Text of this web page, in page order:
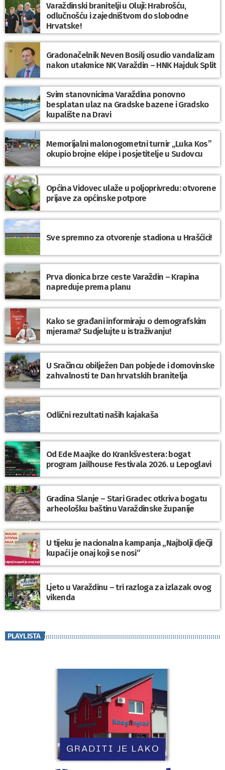
Varaždinski branitelji u Oluji: Hrabrošću,
odlučnošću i zajedništvom do slobodne
Hrvatske!
Gradonačelnik Neven Bosilj osudio vandalizam
nakon utakmice NK Varaždin – HNK Hajduk Split
Svim stanovnicima Varaždina ponovno
besplatan ulaz na Gradske bazene i Gradsko
kupalište na Dravi
Memorijalni malonogometni turnir „Luka Kos”
okupio brojne ekipe i posjetitelje u Sudovcu
Općina Vidovec ulaže u poljoprivredu: otvorene
prijave za općinske potpore
Sve spremno za otvorenje stadiona u Hrašćici!
Prva dionica brze ceste Varaždin – Krapina
napreduje prema planu
Kako se građani informiraju o demografskim
mjerama? Sudjelujte u istraživanju!
U Sračincu obilježen Dan pobjede i domovinske
zahvalnosti te Dan hrvatskih branitelja
Odlični rezultati naših kajakaša
Od Ede Maajke do Krankšvestera: bogat
program Jailhouse Festivala 2026. u Lepoglavi
Gradina Slanje – Stari Gradec otkriva bogatu
arheološku baštinu Varaždinske županije
U tijeku je nacionalna kampanja „Najbolji dječji
kupaći je onaj koji se nosi“
Ljeto u Varaždinu – tri razloga za izlazak ovog
vikenda
PLAYLISTA